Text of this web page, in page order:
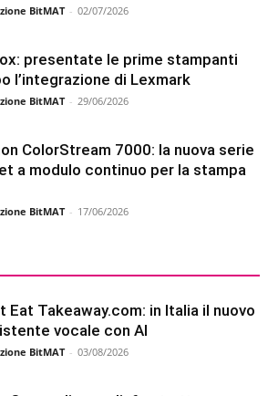
BitMAT - 02/07/2026
presentate le prime stampanti
l’integrazione di Lexmark
BitMAT - 29/06/2026
ColorStream 7000: la nuova serie
a modulo continuo per la stampa
BitMAT - 17/06/2026
Eat Takeaway.com: in Italia il nuovo
vocale con AI
BitMAT - 03/08/2026